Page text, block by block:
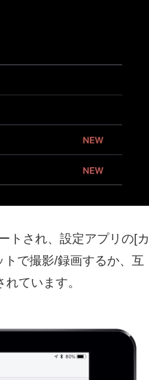
トされ、設定アプリの[カ
で撮影/録画するか、互
ています。